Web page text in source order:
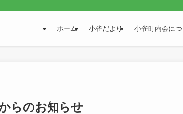
ホーム 小雀だより 小雀町内会に
らのお知らせ